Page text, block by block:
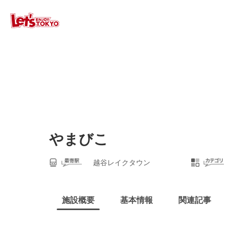
やまびこ
越谷レイクタウン
施設概要 基本情報 関連記事